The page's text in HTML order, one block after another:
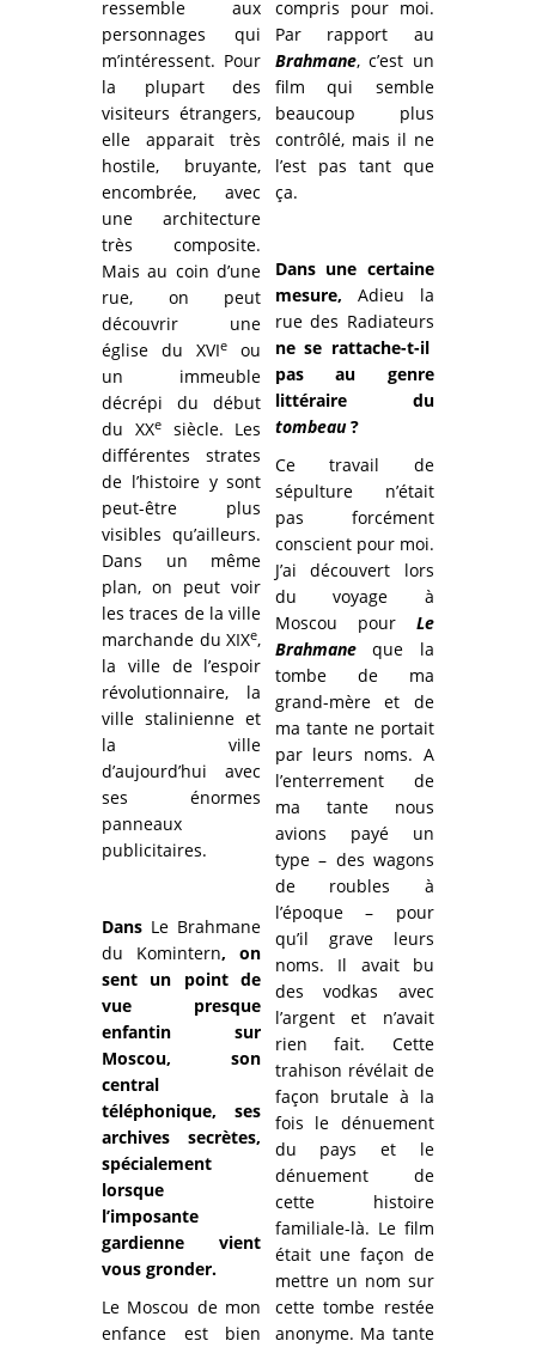
ressemble aux
personnages qui
m’intéressent. Pour
la plupart des
visiteurs étrangers,
elle apparait très
hostile, bruyante,
encombrée, avec
une architecture
très composite.
Mais au coin d’une
rue, on peut
découvrir une
église du XVIe
ou
un immeuble
décrépi du début
du XXesiècle. Les
différentes strates
de l’histoire y sont
peut-être plus
visibles qu’ailleurs.
Dans un même
plan, on peut voir
les traces de la ville
marchande du XIXe,
la ville de l’espoir
révolutionnaire, la
ville stalinienne et
la ville
d’aujourd’hui avec
ses énormes
panneaux
publicitaires.
Dans Le Brahmane
du Komintern, on
sent un point de
vue presque
enfantin sur
Moscou, son
central
téléphonique, ses
archives secrètes,
spécialement
lorsque
l’imposante
gardienne vient
vous gronder.
Le Moscou de mon
enfance est bien
compris pour moi.
Par rapport au
Brahmane, c’est un
film qui semble
beaucoup plus
contrôlé, mais il ne
l’est pas tant que
ça.
Dans une certaine
mesure, Adieu la
rue des Radiateurs
ne se rattache-t-il
pas au genre
littéraire du
tombeau?
Ce travail de
sépulture n’était
pas forcément
conscient pour moi.
J’ai découvert lors
du voyage à
Moscou pour Le
Brahmaneque la
tombe de ma
grand-mère et de
ma tante ne portait
par leurs noms. A
l’enterrement de
ma tante nous
avions payé un
type – des wagons
de roubles à
l’époque – pour
qu’il grave leurs
noms. Il avait bu
des vodkas avec
l’argent et n’avait
rien fait. Cette
trahison révélait de
façon brutale à la
fois le dénuement
du pays et le
dénuement de
cette histoire
familiale-là. Le film
était une façon de
mettre un nom sur
cette tombe restée
anonyme. Ma tante